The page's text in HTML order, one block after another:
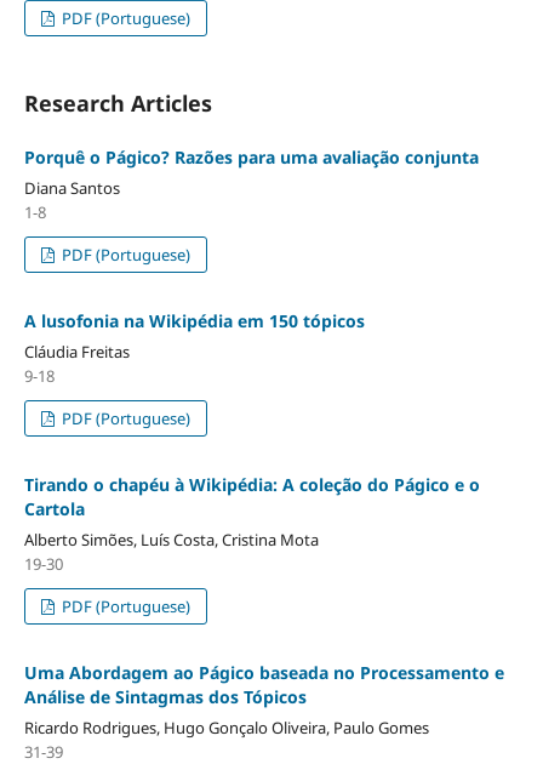
PDF (Portuguese)
Research Articles
Porquê o Págico? Razões para uma avaliação conjunta
Diana Santos
1-8
PDF (Portuguese)
A lusofonia na Wikipédia em 150 tópicos
Cláudia Freitas
9-18
PDF (Portuguese)
Tirando o chapéu à Wikipédia: A coleção do Págico e o
Cartola
Alberto Simões, Luís Costa, Cristina Mota
19-30
PDF (Portuguese)
Uma Abordagem ao Págico baseada no Processamento e
Análise de Sintagmas dos Tópicos
Ricardo Rodrigues, Hugo Gonçalo Oliveira, Paulo Gomes
31-39